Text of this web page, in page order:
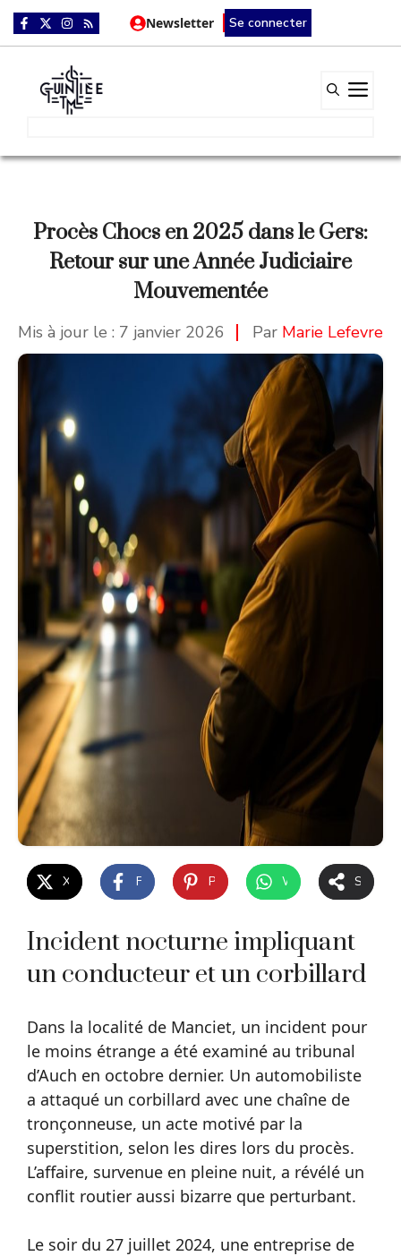
Aller
au
Newsletter Se connecter
Procès Chocs en 2025 dans le Gers:
Retour sur une Année Judiciaire
Mouvementée
Mis à jour le : 7 janvier 2026 Par Marie Lefevre
WhatsApp
Incident nocturne impliquant
un conducteur et un corbillard
Dans la localité de Manciet, un incident pour
le moins étrange a été examiné au tribunal
d’Auch en octobre dernier. Un automobiliste
a attaqué un corbillard avec une chaîne de
tronçonneuse, un acte motivé par la
superstition, selon les dires lors du procès.
L’affaire, survenue en pleine nuit, a révélé un
conflit routier aussi bizarre que perturbant.
Le soir du 27 juillet 2024, une entreprise de